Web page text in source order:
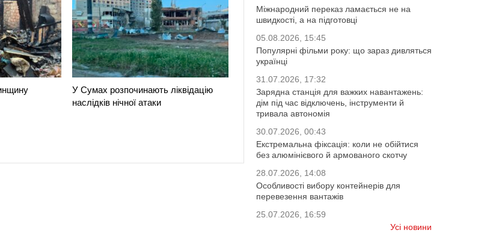
У Сумах розпочинають ліквідацію
наслідків нічної атаки
Міжнародний переказ ламається не на
швидкості, а на підготовці
05.08.2026, 15:45
Популярні фільми року: що зараз дивляться
українці
31.07.2026, 17:32
Зарядна станція для важких навантажень:
дім під час відключень, інструменти й
тривала автономія
30.07.2026, 00:43
Екстремальна фіксація: коли не обійтися
без алюмінієвого й армованого скотчу
28.07.2026, 14:08
Особливості вибору контейнерів для
перевезення вантажів
25.07.2026, 16:59
Усі новини